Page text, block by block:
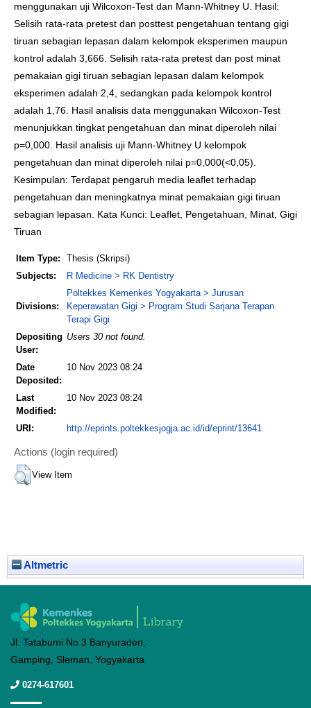
menggunakan uji Wilcoxon-Test dan Mann-Whitney U. Hasil:
Selisih rata-rata pretest dan posttest pengetahuan tentang gigi
tiruan sebagian lepasan dalam kelompok eksperimen maupun
kontrol adalah 3,666. Selisih rata-rata pretest dan post minat
pemakaian gigi tiruan sebagian lepasan dalam kelompok
eksperimen adalah 2,4, sedangkan pada kelompok kontrol
adalah 1,76. Hasil analisis data menggunakan Wilcoxon-Test
menunjukkan tingkat pengetahuan dan minat diperoleh nilai
p=0,000. Hasil analisis uji Mann-Whitney U kelompok
pengetahuan dan minat diperoleh nilai p=0,000(<0,05).
Kesimpulan: Terdapat pengaruh media leaflet terhadap
pengetahuan dan meningkatnya minat pemakaian gigi tiruan
sebagian lepasan. Kata Kunci: Leaflet, Pengetahuan, Minat, Gigi
Tiruan
Item Type:
Thesis (Skripsi)
Subjects:
R Medicine > RK Dentistry
Divisions:
Poltekkes Kemenkes Yogyakarta > Jurusan
Keperawatan Gigi > Program Studi Sarjana Terapan
Terapi Gigi
Depositing
User:
Users 30 not found.
Date
Deposited:
10 Nov 2023 08:24
Last
Modified:
10 Nov 2023 08:24
URI: http://eprints.poltekkesjogja.ac.id/id/eprint/13641
Actions (login required)
View Item
Altmetric
Jl. Tatabumi No.3 Banyuraden,
Gamping, Sleman, Yogyakarta
0274-617601